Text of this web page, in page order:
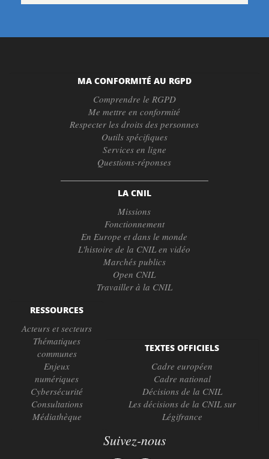
MA CONFORMITÉ AU RGPD
Comprendre le RGPD
Me mettre en conformité
Respecter les droits des personnes
Outils spécifiques
Services en ligne
Questions-réponses
LA CNIL
Missions
Fonctionnement
En Europe et dans le monde
L'histoire de la CNIL en vidéo
Marchés publics
Open CNIL
Travailler à la CNIL
RESSOURCES
Acteurs et secteurs
Thématiques
communes
Enjeux
numériques
Cybersécurité
Consultations
Médiathèque
TEXTES OFFICIELS
Cadre européen
Cadre national
Décisions de la CNIL
Les décisions de la CNIL sur
Légifrance
Suivez-nous